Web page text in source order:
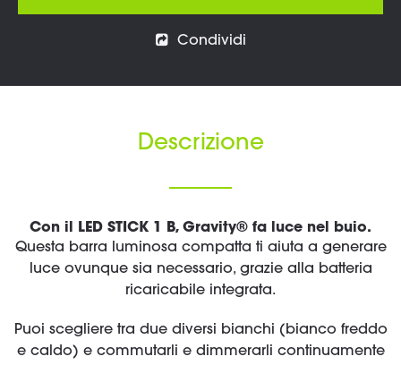
Condividi
Descrizione
Con il LED STICK 1 B, Gravity® fa luce nel buio.
Questa barra luminosa compatta ti aiuta a generare
luce ovunque sia necessario, grazie alla batteria
ricaricabile integrata.
Puoi scegliere tra due diversi bianchi (bianco freddo
e caldo) e commutarli e dimmerarli continuamente